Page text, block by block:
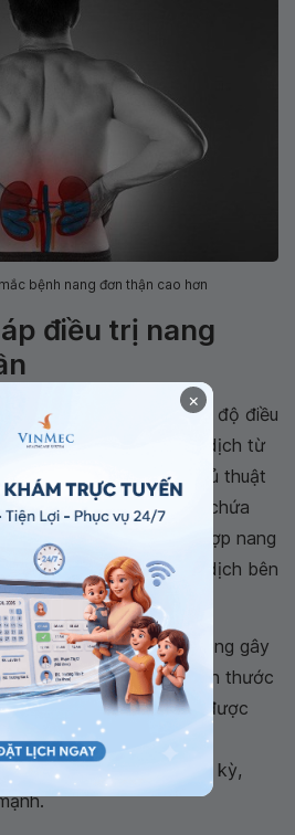
bệnh nang đơn thận cao hơn
điều trị nang
sẽ quyết định đến mức độ điều
bị nhẹ, bác sĩ sẽ lấy dịch từ
cách thực hiện một thủ thuật
tái phát, các dung dịch chứa
Nếu trong trường hợp nang
bác sĩ sẽ lấy toàn bộ dịch bên
nang.
điều trị nếu nang không gây
biến chứng nào và kích thước
nhiên, người bệnh cần được
đơn thậnbằng siêu âm,
và chức năng thận định kỳ,
×